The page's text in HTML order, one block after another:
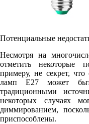
Потенциальные
Несмотря на
отметить некоторые
примеру, не секрет,
ламп Е27 может
традиционными
некоторых случаях
диммированием,
приспособлены.